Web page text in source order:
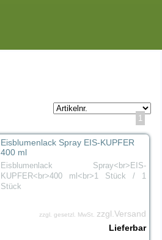
1
Eisblumenlack Spray EIS-KUPFER
400 ml
Eisblumenlack Spray<br>EIS-
KUPFER<br>400 ml<br>1 Stück / 1
Stück
zzgl. gesetzl. MwSt.
zzgl.Versand
Lieferbar